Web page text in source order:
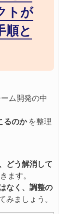
トが
順と
ム開発の中
るのかを整理
どう解消して
ます。
なく、調整の
みましょう。